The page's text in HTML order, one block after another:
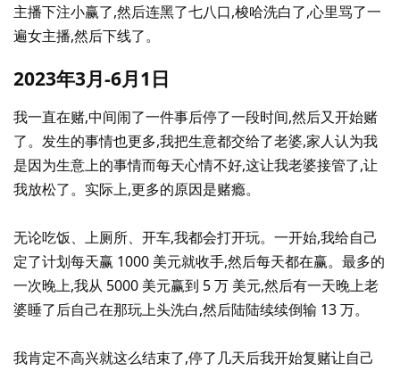
主播下注小赢了,然后连黑了七八口,梭哈洗白了,心里骂了一
遍女主播,然后下线了。
2023年3月-6月1日
我一直在赌,中间闹了一件事后停了一段时间,然后又开始赌
了。发生的事情也更多,我把生意都交给了老婆,家人认为我
是因为生意上的事情而每天心情不好,这让我老婆接管了,让
我放松了。实际上,更多的原因是赌瘾。
无论吃饭、上厕所、开车,我都会打开玩。一开始,我给自己
定了计划每天赢 1000 美元就收手,然后每天都在赢。最多的
一次晚上,我从 5000 美元赢到 5 万 美元,然后有一天晚上老
婆睡了后自己在那玩上头洗白,然后陆陆续续倒输 13 万。
我肯定不高兴就这么结束了,停了几天后我开始复赌让自己